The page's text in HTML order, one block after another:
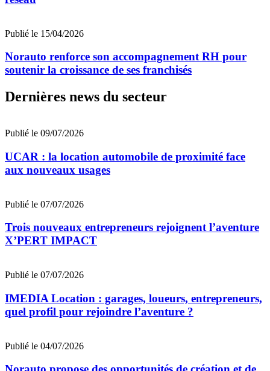
Publié le 15/04/2026
Norauto renforce son accompagnement RH pour
soutenir la croissance de ses franchisés
Dernières news du secteur
Publié le 09/07/2026
UCAR : la location automobile de proximité face
aux nouveaux usages
Publié le 07/07/2026
Trois nouveaux entrepreneurs rejoignent l’aventure
X’PERT IMPACT
Publié le 07/07/2026
IMEDIA Location : garages, loueurs, entrepreneurs,
quel profil pour rejoindre l’aventure ?
Publié le 04/07/2026